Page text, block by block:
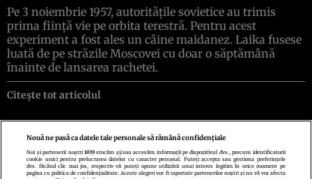
Pe 3 noiembrie 1957, autorităţile sovietice au trimis
prima fiinţă vie pe orbita terestră. Pentru acest
experiment a fost ales un câine maidanez. Laika fusese
luată de pe străzile Moscovei cu doar o săptămână
înainte de lansarea rachetei.
Citește tot articolul
Politica de confidenţialitate Politica de cookiesTermeni şi condiţii
Echipa redacționalăContactSetări Cookies
Nouă ne pasă ca datele tale personale să rămână confidențiale
Noi și partenerii noștri1019 stocăm și/sau accesăm informații pe dispozitivul dvs., precum identificatorii
cookie unici pentru prelucrarea datelor cu caracter personal. Puteți accepta sau gestiona preferințele
dvs. făcând clic mai jos, respectiv vă puteți opune utilizării unui interes legitim în orice moment pe
pagina cu politica de confidențialitate. Aceste alegeri vor fi raportate partenerilor noștri și nu vă vor afecta